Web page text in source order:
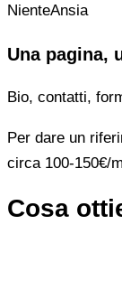
NienteAnsia
Una pagina,
Bio, contatti,
Per dare un
circa 100-150€/
Cosa